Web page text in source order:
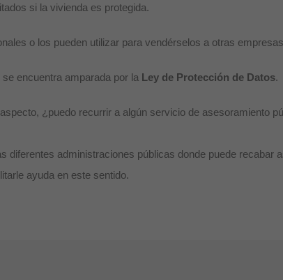
si la vivienda es protegida.
o los pueden utilizar para vendérselos a otras
encuentra amparada por la Ley de Protección de Datos.
¿puedo recurrir a algún servicio de asesoramiento
diferentes administraciones públicas donde puede recabar
ayuda en este sentido.